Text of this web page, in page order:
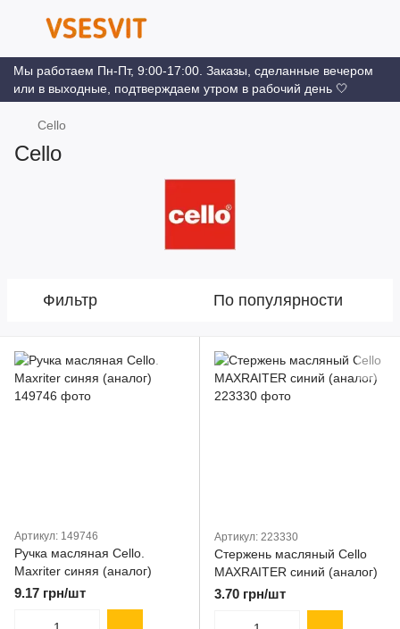
Мы работаем Пн-Пт, 9:00-17:00. Заказы, сделанные вечером
или в выходные, подтверждаем утром в рабочий день 🤍
Cello
Cello
Фильтр По популярности
Артикул: 149746
Ручка масляная Cello.
Maxriter синяя (аналог)
9.17 грн/шт
Артикул: 223330
Стержень масляный Cello
MAXRAITER синий (аналог)
3.70 грн/шт